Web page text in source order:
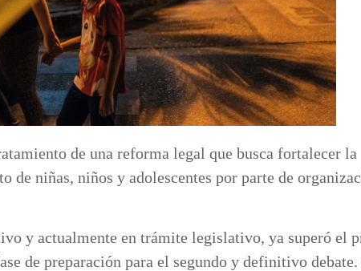
de una reforma legal que busca fortalecer la
de niñas, niños y adolescentes por parte de
y actualmente en trámite legislativo, ya superó el
de preparación para el segundo y definitivo debate.